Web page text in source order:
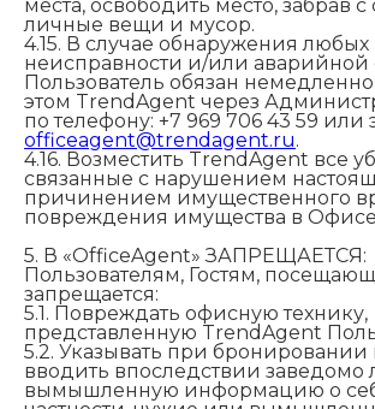
места, освободить место, забрав с
личные вещи и мусор.
4.15. В случае обнаружения любых
неисправности и/или аварийной
Пользователь обязан немедленно
этом TrendAgent через
по телефону: +7 969 706 43 59 или
officeagent@trendagent.ru.
4.16. Возместить TrendAgent все
связанные с нарушением
причинением имущественного
повреждения имущества в
5. В «OfficeAgent» ЗАПРЕЩАЕТСЯ:
Пользователям, Гостям,
запрещается:
5.1. Повреждать офисную технику,
представленную TrendAgent
5.2. Указывать при бронировании
вводить впоследствии
вымышленную информацию о